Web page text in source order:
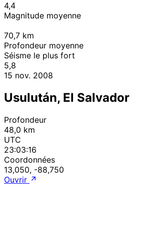
4,4
Magnitude moyenne
70,7 km
Profondeur moyenne
Séisme le plus fort
5,8
15 nov. 2008
Usulután, El Salvador
Profondeur
48,0 km
UTC
23:03:16
Coordonnées
13,050, -88,750
Ouvrir